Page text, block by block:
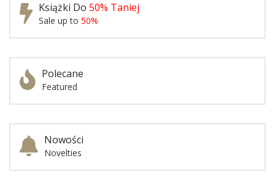
Książki Do 50% Taniej
Sale up to 50%
Polecane
Featured
Nowości
Novelties